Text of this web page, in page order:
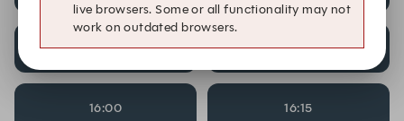
15:30 15:45
16:00 16:15
live browsers. Some or all functionality may not
work on outdated browsers.